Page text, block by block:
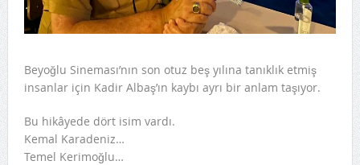
Beyoğlu Sineması’nın son otuz beş yılına tanıklık etmiş
insanlar için Kadir Albaş’ın kaybı ayrı bir anlam taşıyor.
Bu hikâyede dört isim vardı.
Kemal Karadeniz…
Temel Kerimoğlu…